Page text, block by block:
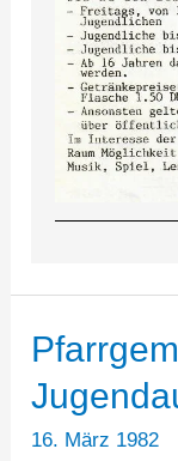
16. März 1982